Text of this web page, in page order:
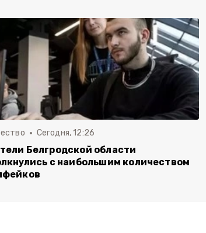
Сегодня, 12:26
Белгродской области
с наибольшим количеством